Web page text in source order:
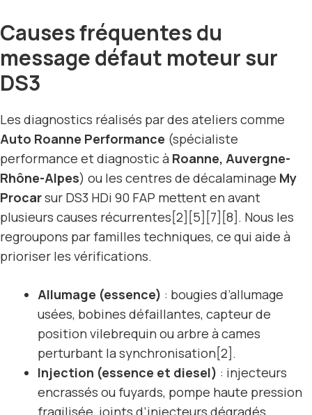
Causes fréquentes du
message défaut moteur sur
DS3
Les diagnostics réalisés par des ateliers comme
Auto Roanne Performance (spécialiste
performance et diagnostic à Roanne, Auvergne-
Rhône-Alpes) ou les centres de décalaminage My
Procarsur DS3 HDi 90 FAP mettent en avant
plusieurs causes récurrentes[2][5][7][8]. Nous les
regroupons par familles techniques, ce qui aide à
prioriser les vérifications.
Allumage (essence) : bougies d’allumage
usées, bobines défaillantes, capteur de
position vilebrequin ou arbre à cames
perturbant la synchronisation[2].
Injection (essence et diesel) : injecteurs
encrassés ou fuyards, pompe haute pression
fragilisée, joints d’injecteurs dégradés